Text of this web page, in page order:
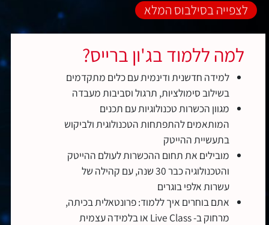
לצפייה בסילבוס המלא
למה ללמוד בג'ון ברייס?
למידה חדשנית ודינמית עם כלים מתקדמים
בשילוב סימולציות, תרגול וסביבות מעבדה
מגוון הכשרות טכנולוגיות עם תכנים
המותאמים להתפתחות הטכנולוגית ולביקוש
בתעשיית ההייטק
מובילים את תחום ההכשרות לעולם ההייטק
והטכנולוגיה כבר 30 שנה, עם קהילה של
עשרות אלפי בוגרים
אתם בוחרים איך ללמוד: פרונטאלית בכיתה,
מרחוק ב- Live Class או בלמידה עצמית